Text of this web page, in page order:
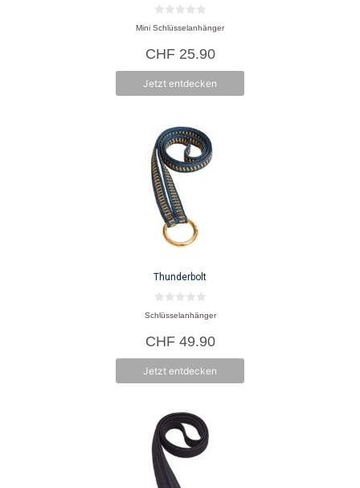
0
v
n
5
Mini Schlüsselanhänger
CHF25.90
Jetzt entdecken
Thunderbolt
0
v
n
5
Schlüsselanhänger
CHF49.90
Jetzt entdecken